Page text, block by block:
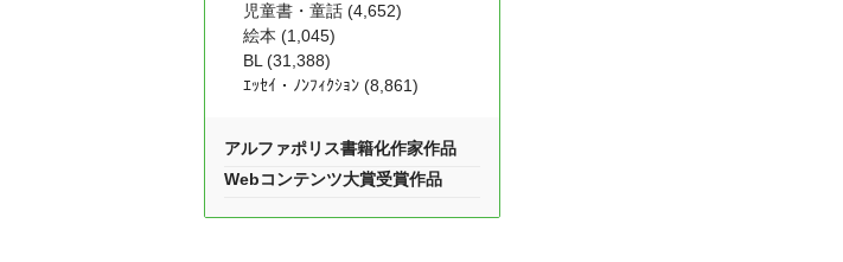
児童書・童話 (4,652)
絵本 (1,045)
BL (31,388)
ｴｯｾｲ・ﾉﾝﾌｨｸｼｮﾝ (8,861)
アルファポリス書籍化作家作品
Webコンテンツ大賞受賞作品